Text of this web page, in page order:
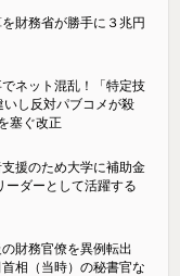
財務省が勝手に３兆円
ネット混乱！「特定技
し反対パブコメが殺
塞ぐ改正
援のため大学に補助金
ーダーとして活躍する
の財務官僚を異例転出
相（当時）の秘書官な